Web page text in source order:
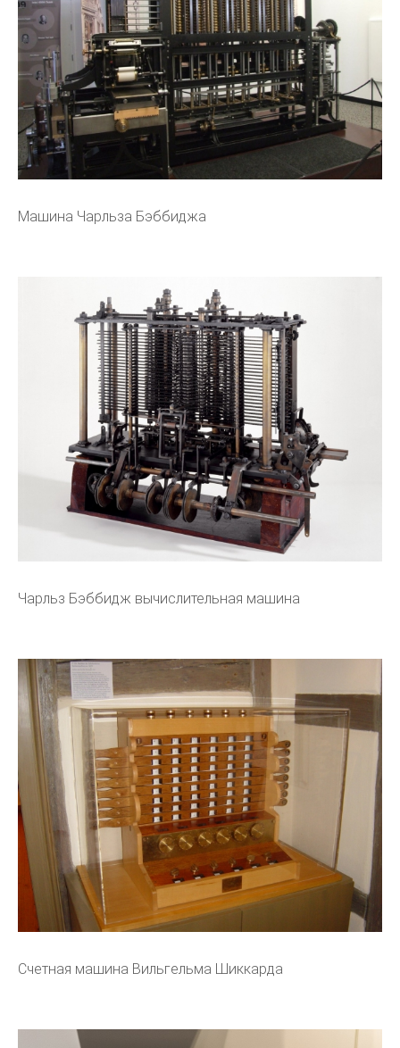
Машина Чарльза Бэббиджа
Чарльз Бэббидж вычислительная машина
Счетная машина Вильгельма Шиккарда